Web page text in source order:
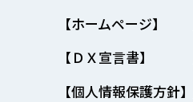
【ホームページ】
【ＤＸ宣言書】
【個人情報保護方針】